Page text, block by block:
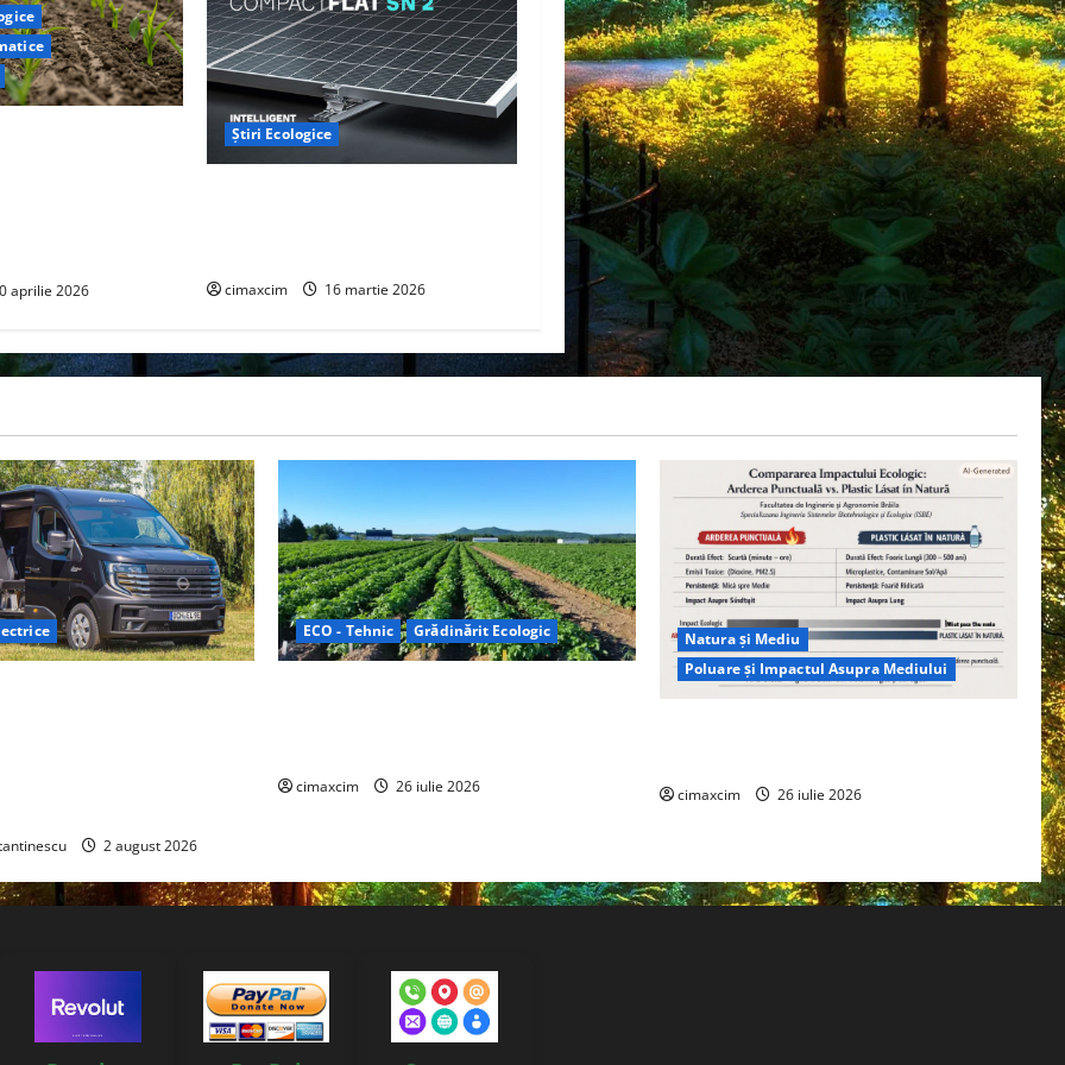
aprilie 2026
Știri Ecologice
cimaxcim 16 martie 2026
2 august 2026
ECO - Tehnic Grădinărit Ecologic
cimaxcim 26 iulie 2026
Natura și Mediu
Poluare și Impactul Asupra Mediului
cimaxcim 26 iulie 2026